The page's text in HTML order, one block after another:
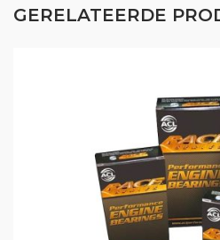
GERELATEERDE